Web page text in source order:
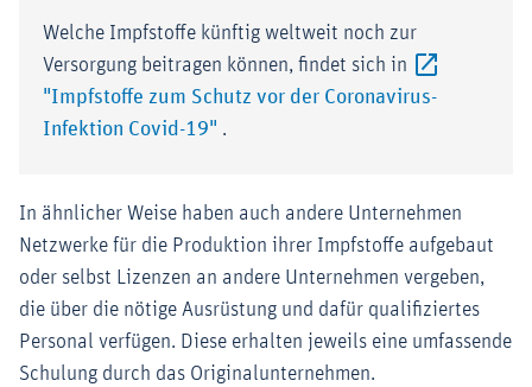
Welche Impfstoffe künftig weltweit noch zur
Versorgung beitragen können, findet sich in
"Impfstoffe zum Schutz vor der Coronavirus-
Infektion Covid-19" Externer-Link (Öffnet im neuen
.
In ähnlicher Weise haben auch andere Unternehmen
Netzwerke für die Produktion ihrer Impfstoffe aufgebaut
oder selbst Lizenzen an andere Unternehmen vergeben,
die über die nötige Ausrüstung und dafür qualifiziertes
Personal verfügen. Diese erhalten jeweils eine umfassende
Schulung durch das Originalunternehmen.